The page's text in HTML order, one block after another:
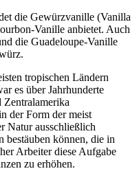
die Gewürzvanille (Vanilla
Vanille anbietet. Auch
die Guadeloupe-Vanille
tropischen Ländern
es über Jahrhunderte
der Form der meist
Natur ausschließlich
bestäuben können, die in
Arbeiter diese Aufgabe
zu erhöhen.